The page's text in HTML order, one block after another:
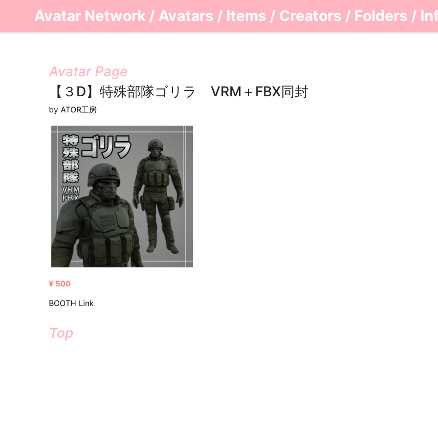
Avatar Network / Avatars / Items / Creators / Folders /
Avatar Page
【３D】特殊部隊ゴリラ VRM＋FBX同封
by ATOR工房
¥ 500
BOOTH Link
Top